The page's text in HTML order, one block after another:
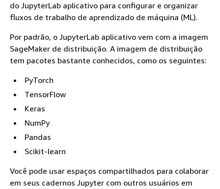
do JupyterLab aplicativo para configurar e organizar
fluxos de trabalho de aprendizado de máquina (ML).
Por padrão, o JupyterLab aplicativo vem com a imagem
SageMaker de distribuição. A imagem de distribuição
tem pacotes bastante conhecidos, como os seguintes:
PyTorch
TensorFlow
Keras
NumPy
Pandas
Scikit-learn
Você pode usar espaços compartilhados para colaborar
em seus cadernos Jupyter com outros usuários em